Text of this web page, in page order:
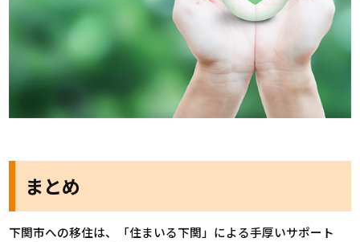
まとめ
下関市への移住は、「住まいる下関」による手厚いサポート